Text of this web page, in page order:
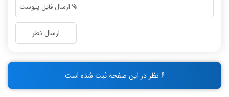
-
-
-
ارسال نظر
6 نظر در این صفحه ثبت شده است